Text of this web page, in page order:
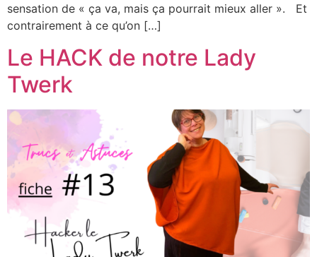
sensation de « ça va, mais ça pourrait mieux aller ». Et
contrairement à ce qu’on […]
Le HACK de notre Lady
Twerk